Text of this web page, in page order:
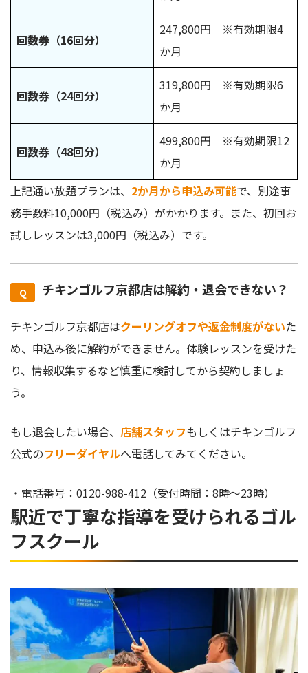
回数券（16回分）
247,800円 ※有効期限4
か月
回数券（24回分）
319,800円 ※有効期限6
か月
回数券（48回分）
499,800円 ※有効期限12
か月
上記通い放題プランは、 2か月から申込み可能で、別途事
務手数料10,000円（税込み）がかかります。また、初回お
試しレッスンは3,000円（税込み）です。
チキンゴルフ京都店は解約・退会できない？
チキンゴルフ京都店はクーリングオフや返金制度がないた
め、申込み後に解約ができません。体験レッスンを受けた
り、情報収集するなど慎重に検討してから契約しましょ
う。
もし退会したい場合、 店舗スタッフもしくはチキンゴルフ
公式のフリーダイヤルへ電話してみてください。
・電話番号：0120-988-412（受付時間：8時〜23時）
駅近で丁寧な指導を受けられるゴル
フスクール